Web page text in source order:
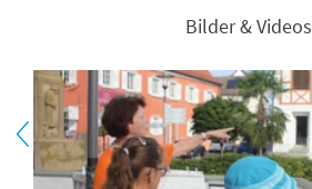
Bilder & Videos